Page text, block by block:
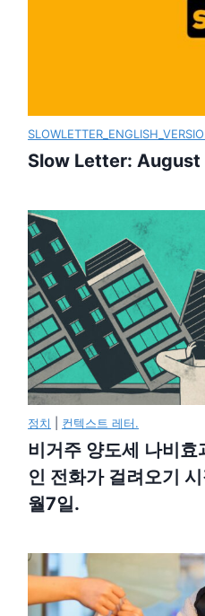
Slow Letter: August
정치 컨텍스트 레터.
비거주 양도세 나비
인 전화가 걸려오기
월7일.